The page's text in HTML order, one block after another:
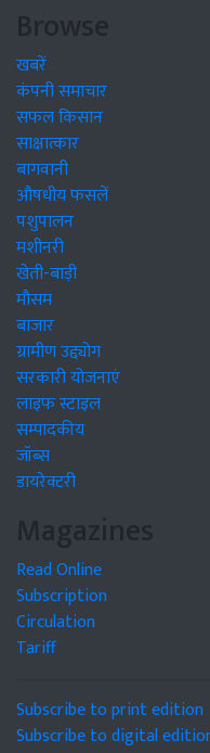
Browse
खबरें
कंपनी समाचार
सफल किसान
साक्षात्कार
बागवानी
औषधीय फसलें
पशुपालन
मशीनरी
खेती-बाड़ी
मौसम
बाजार
ग्रामीण उद्द्योग
सरकारी योजनाएं
लाइफ स्टाइल
सम्पादकीय
जॉब्स
डायरेक्टरी
Magazines
Read Online
Subscription
Circulation
Tariff
Subscribe to print edition
Subscribe to digital